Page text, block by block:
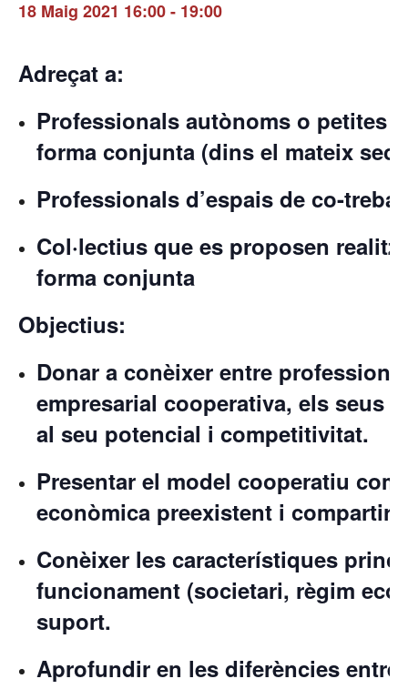
18 Maig 2021 16:00- 19:00
Adreçat a:
Professionals autònoms o petites
forma conjunta (dins el mateix
Professionals d’espais de co-
Col·lectius que es proposen
forma conjunta
Objectius:
Donar a conèixer entre
empresarial cooperativa, els seus
al seu potencial i competitivitat.
Presentar el model cooperatiu
econòmica preexistent i compartir
Conèixer les característiques
funcionament (societari, règim
suport.
Aprofundir en les diferències